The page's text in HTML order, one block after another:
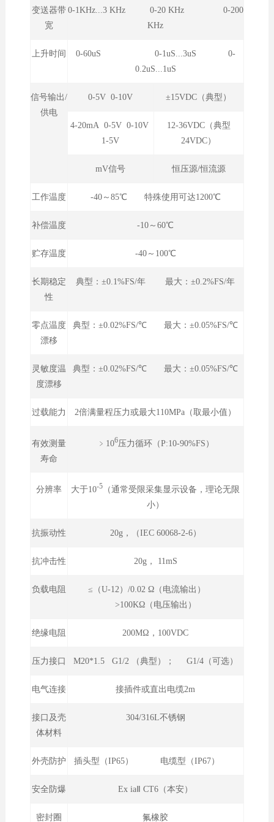
变送器带
宽
0-1KHz...3 KHz 0-20 KHz 0-200
KHz
上升时间
0-60uS 0-1uS...3uS 0-
0.2uS...1uS
信号输出/
供电
0-5V 0-10V ±15VDC（典型）
4-20mA 0-5V 0-10V
1-5V
12-36VDC（典型
24VDC）
mV信号 恒压源/恒流源
工作温度 -40～85℃ 特殊使用可达1200℃
补偿温度 -10～60℃
贮存温度 -40～100℃
长期稳定
性
典型：±0.1%FS/年 最大：±0.2%FS/年
零点温度
漂移
典型：±0.02%FS/℃ 最大：±0.05%FS/℃
灵敏度温
度漂移
典型：±0.02%FS/℃ 最大：±0.05%FS/℃
过载能力 2倍满量程压力或最大110MPa（取最小值）
有效测量
寿命
﹥106压力循环（P:10-90%FS）
分辨率 大于10-5
（通常受限采集显示设备，理论无限
小）
抗振动性 20g，（IEC 60068-2-6）
抗冲击性 20g， 11mS
负载电阻
≤（U-12）/0.02 Ω（电流输出）
>100KΩ（电压输出）
绝缘电阻 200MΩ，100VDC
压力接口 M20*1.5 G1/2 （典型）； G1/4（可选）
电气连接 接插件或直出电缆2m
接口及壳
体材料
304/316L不锈钢
外壳防护 插头型（IP65） 电缆型（IP67）
安全防爆 Ex iaⅡ CT6（本安）
密封圈 氟橡胶